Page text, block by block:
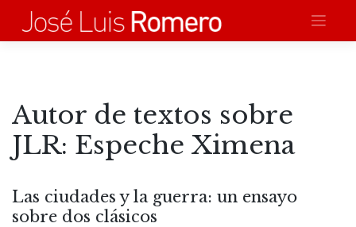
contenido
Autor de textos sobre
JLR: Espeche Ximena
Las ciudades y la guerra: un ensayo
sobre dos clásicos